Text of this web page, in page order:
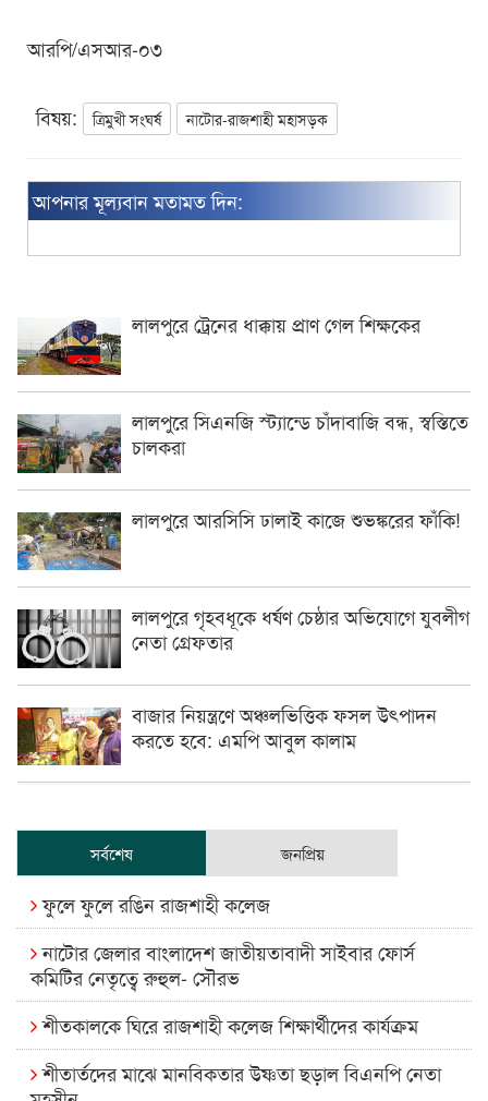
আরপি/এসআর-০৩
বিষয়: ত্রিমুখী সংঘর্ষ নাটোর-রাজশাহী মহাসড়ক
আপনার মূল্যবান মতামত দিন:
লালপুরে ট্রেনের ধাক্কায় প্রাণ গেল শিক্ষকের
লালপুরে সিএনজি স্ট্যান্ডে চাঁদাবাজি বন্ধ, স্বস্তিতে
চালকরা
লালপুরে আরসিসি ঢালাই কাজে শুভঙ্করের ফাঁকি!
লালপুরে গৃহবধূকে ধর্ষণ চেষ্ঠার অভিযোগে যুবলীগ
নেতা গ্রেফতার
বাজার নিয়ন্ত্রণে অঞ্চলভিত্তিক ফসল উৎপাদন
করতে হবে: এমপি আবুল কালাম
সর্বশেষ জনপ্রিয়
ফুলে ফুলে রঙিন রাজশাহী কলেজ
নাটোর জেলার বাংলাদেশ জাতীয়তাবাদী সাইবার ফোর্স
কমিটির নেতৃত্বে রুহুল- সৌরভ
শীতকালকে ঘিরে রাজশাহী কলেজ শিক্ষার্থীদের কার্যক্রম
শীতার্তদের মাঝে মানবিকতার উষ্ণতা ছড়াল বিএনপি নেতা